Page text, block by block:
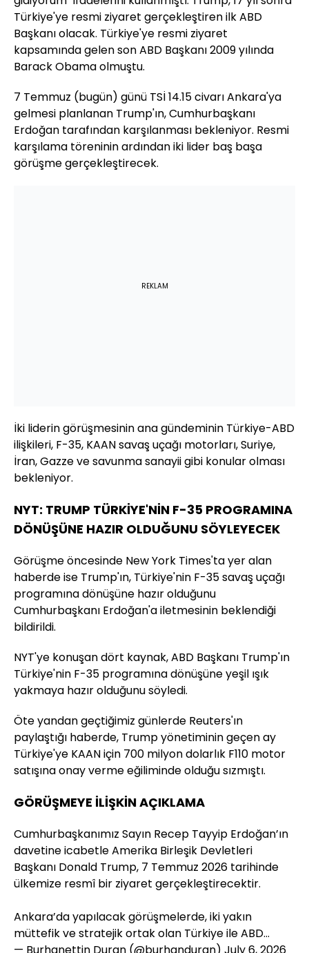
Türkiye'ye resmi ziyaret gerçekleştiren ilk ABD
Başkanı olacak. Türkiye'ye resmi ziyaret
kapsamında gelen son ABD Başkanı 2009 yılında
Barack Obama olmuştu.
7 Temmuz (bugün) günü TSİ 14.15 civarı Ankara'ya
gelmesi planlanan Trump'ın, Cumhurbaşkanı
Erdoğan tarafından karşılanması bekleniyor. Resmi
karşılama töreninin ardından iki lider baş başa
görüşme gerçekleştirecek.
REKLAM
İki liderin görüşmesinin ana gündeminin Türkiye-ABD
ilişkileri, F-35, KAAN savaş uçağı motorları, Suriye,
İran, Gazze ve savunma sanayii gibi konular olması
bekleniyor.
NYT: TRUMP TÜRKİYE'NİN F-35 PROGRAMINA
DÖNÜŞÜNE HAZIR OLDUĞUNU SÖYLEYECEK
Görüşme öncesinde New York Times'ta yer alan
haberde ise Trump'ın, Türkiye'nin F-35 savaş uçağı
programına dönüşüne hazır olduğunu
Cumhurbaşkanı Erdoğan'a iletmesinin beklendiği
bildirildi.
NYT'ye konuşan dört kaynak, ABD Başkanı Trump'ın
Türkiye'nin F-35 programına dönüşüne yeşil ışık
yakmaya hazır olduğunu söyledi.
Öte yandan geçtiğimiz günlerde Reuters'ın
paylaştığı haberde, Trump yönetiminin geçen ay
Türkiye'ye KAAN için 700 milyon dolarlık F110 motor
satışına onay verme eğiliminde olduğu sızmıştı.
GÖRÜŞMEYE İLİŞKİN AÇIKLAMA
Cumhurbaşkanımız Sayın Recep Tayyip Erdoğan’ın
davetine icabetle Amerika Birleşik Devletleri
Başkanı Donald Trump, 7 Temmuz 2026 tarihinde
ülkemize resmî bir ziyaret gerçekleştirecektir.
Ankara’da yapılacak görüşmelerde, iki yakın
müttefik ve stratejik ortak olan Türkiye ile ABD…
— Burhanettin Duran (@burhanduran) July 6, 2026